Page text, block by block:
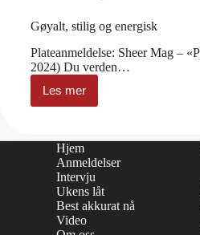
Gøyalt, stilig og energisk
Plateanmeldelse: Sheer Mag –
2024) Du verden…
Les mer
Gøyalt,
stilig
Hjem
Anmeldelser
Intervju
Ukens låt
Best akkurat nå
Video